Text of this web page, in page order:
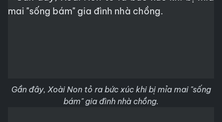
Gần đây, Xoài Non tỏ ra bức xúc khi bị mỉa mai "sống
bám" gia đình nhà chồng.